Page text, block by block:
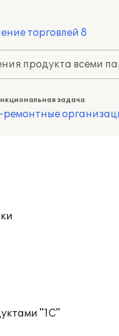
торговлей 8
продукта всеми
задача
"1С"